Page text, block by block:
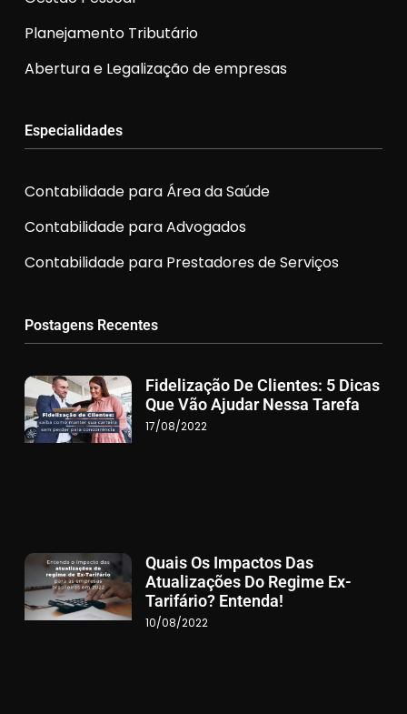
Planejamento Tributário
Abertura e Legalização de empresas
Especialidades
Contabilidade para Área da Saúde
Contabilidade para Advogados
Contabilidade para Prestadores de Serviços
Postagens Recentes
Fidelização De Clientes: 5 Dicas
Que Vão Ajudar Nessa Tarefa
17/08/2022
Quais Os Impactos Das
Atualizações Do Regime Ex-
Tarifário? Entenda!
10/08/2022